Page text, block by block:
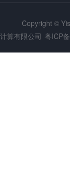
Copyright ©
算有限公司 粤ICP